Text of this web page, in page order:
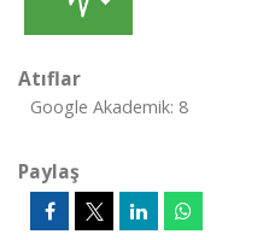
Atıflar
Google Akademik: 8
Paylaş